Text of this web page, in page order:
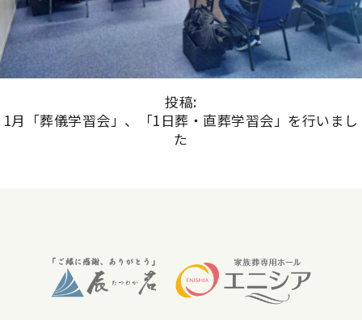
投稿:
1月「葬儀学習会」、「1日葬・直葬学習会」を行いまし
た